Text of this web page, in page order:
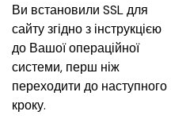
Ви встановили SSL для
сайту згідно з інструкцією
до Вашої операційної
системи, перш ніж
переходити до наступного
кроку.